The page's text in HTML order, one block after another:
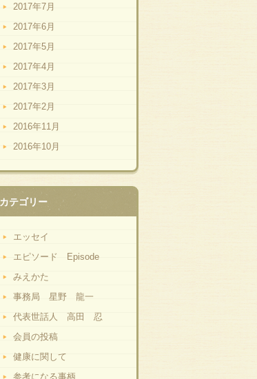
2017年7月
2017年6月
2017年5月
2017年4月
2017年3月
2017年2月
2016年11月
2016年10月
カテゴリー
エッセイ
エピソード Episode
みえかた
事務局 星野 龍一
代表世話人 高田 忍
会員の投稿
健康に関して
参考になる事柄